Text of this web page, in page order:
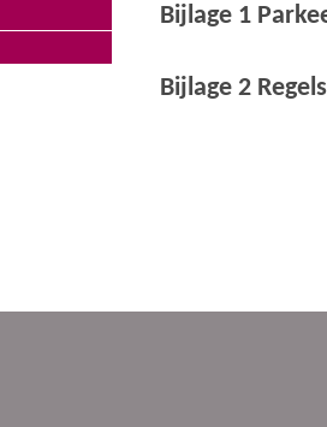
Bijlage 1
Bijlage 2